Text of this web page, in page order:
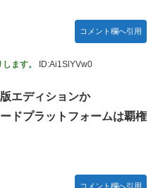
コメント欄へ引用
ます。 ID:Ai1SlYVw0
エディションか
ドプラットフォームは覇権
コメント欄へ引用